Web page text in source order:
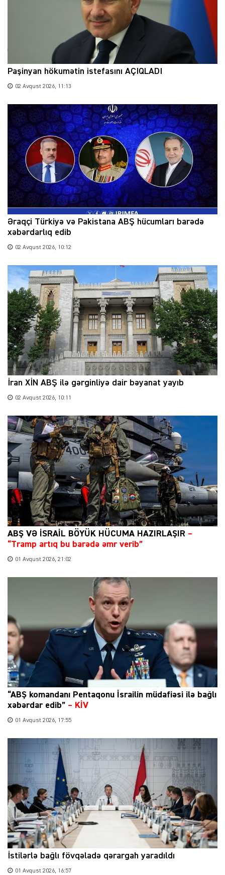
Paşinyan hökumətin istefasını AÇIQLADI
02 Avqust 2026, 11:13
Əraqçi Türkiyə və Pakistana ABŞ hücumları barədə
xəbərdarlıq edib
02 Avqust 2026, 10:12
İran XİN ABŞ ilə gərginliyə dair bəyanat yayıb
02 Avqust 2026, 10:11
ABŞ VƏ İSRAİL BÖYÜK HÜCUMA HAZIRLAŞIR –
“Tramp artıq bu barədə əmr verib”
01 Avqust 2026, 21:02
“ABŞ komandanı Pentaqonu İsrailin müdafiəsi ilə bağlı
xəbərdar edib” – KİV
01 Avqust 2026, 17:55
İstilərlə bağlı fövqəladə qərargah yaradıldı
01 Avqust 2026, 16:57